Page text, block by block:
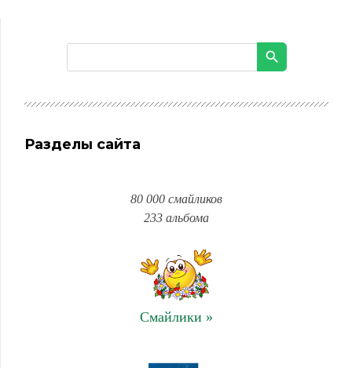
Разделы сайта
80 000 смайликов
233 альбома
Смайлики »